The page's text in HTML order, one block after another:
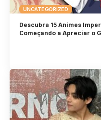
UNCATEGORIZED
Descubra 15 Animes
Começando a Apreciar o